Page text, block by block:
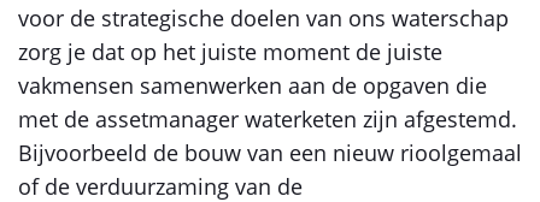
voor de strategische doelen van ons waterschap
zorg je dat op het juiste moment de juiste
vakmensen samenwerken aan de opgaven die
met de assetmanager waterketen zijn afgestemd.
Bijvoorbeeld de bouw van een nieuw rioolgemaal
of de verduurzaming van de